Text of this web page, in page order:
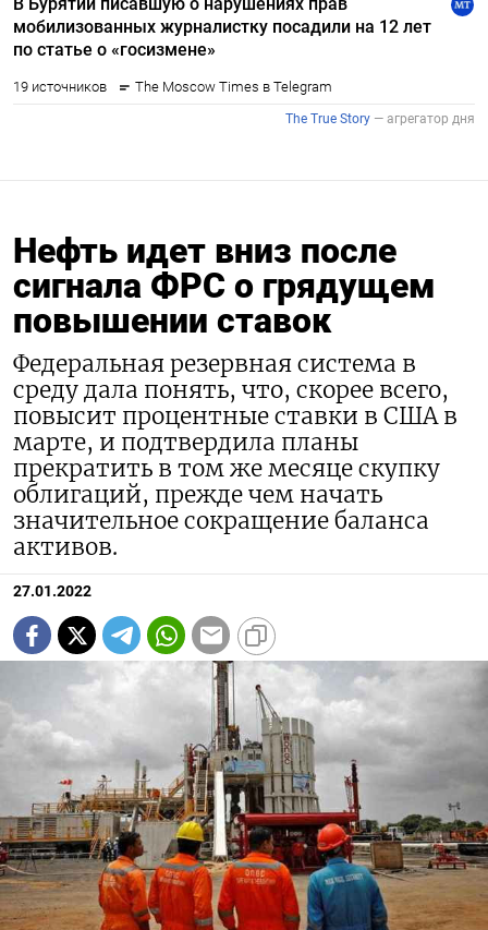
Нефть идет вниз после
сигнала ФРС о грядущем
повышении ставок
Федеральная резервная система в
среду дала понять, что, скорее всего,
повысит процентные ставки в США в
марте, и подтвердила планы
прекратить в том же месяце скупку
облигаций, прежде чем начать
значительное сокращение баланса
активов.
27.01.2022